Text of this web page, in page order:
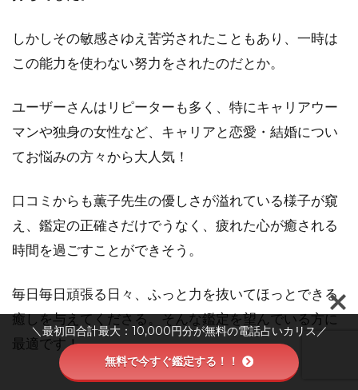
しかしその敏感さゆえ苦労されたこともあり、一時は
この能力を使わない努力をされたのだとか。
ユーザーさんはリピーターも多く、特にキャリアウー
マンや独身の女性など、キャリアと恋愛・結婚につい
てお悩みの方々から大人気！
口コミからも薫子先生の優しさが溢れている様子が窺
え、鑑定の正確さだけでうなく、疲れた心が癒される
時間を過ごすことができそう。
毎日毎日頑張る日々、ふっと力を抜いてほっとできる
癒しを与えてくださる。そんな鑑定を望んでいる方に
最適です！
＼最初回合計最大：10,000円分が無料の電話占いカリス／
無料で今すぐ鑑定する！！